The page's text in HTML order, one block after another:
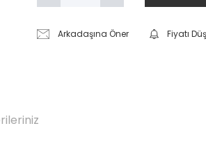
Arkadaşına Öner Fiyatı